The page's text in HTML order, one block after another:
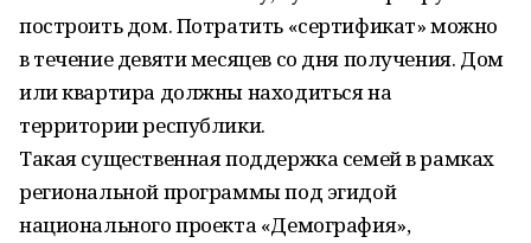
построить дом. Потратить «сертификат» можно
в течение девяти месяцев со дня получения. Дом
или квартира должны находиться на
территории республики.
Такая существенная поддержка семей в рамках
региональной программы под эгидой
национального проекта «Демография»,